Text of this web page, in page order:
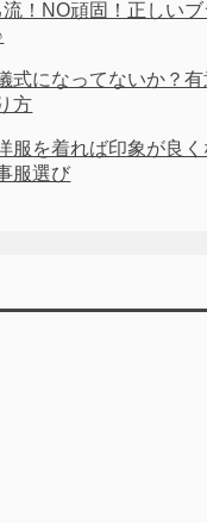
！NO頑固！正しいブ
になってないか？有
方
を着れば印象が良く
服選び